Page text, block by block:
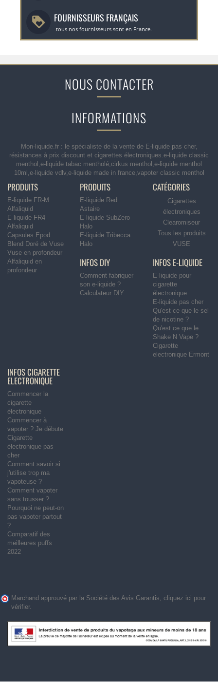
FOURNISSEURS FRANÇAIS
tous nos fournisseurs sont en France.
NOUS CONTACTER
INFORMATIONS
Mon-liquide.fr : le spécialiste de la vente de E-liquide pas cher,
résistances à prix discount et cigarettes électroniques.e-liquide classic
menthol,e-liquide tabac mentholé,cirkus menthol,e-liquide menthol
10ml,e-liquide vdlv,e-liquide made in france,vapoter classic menthol
PRODUITS
E-liquide FR-M
Alfaliquid
E-liquide FR4
Alfaliquid
Capsules Epod
Blend Doré de Vuse
Vuse en profondeur
Alfaliquid en
profondeur
PRODUITS
E-liquide Red
Astaire
E-liquide SubZero
Halo
E-liquide Tribecca
Halo
CATÉGORIES
Cigarettes
électroniques
Clearomiseur
Tous les produits
VUSE
INFOS DIY
Comment fabriquer
son e-liquide ?
Calculateur DIY
INFOS E-LIQUIDE
E-liquide pour
cigarette
électronique
E-liquide pas cher
Qu'est ce que le sel
de nicotine ?
Qu'est ce que le
Shake N Vape ?
Cigarette
electronique Ermont
INFOS CIGARETTE
ELECTRONIQUE
Commencer la
cigarette
électronique
Commencer à
vapoter ? Je débute
Cigarette
électronique pas
cher
Comment savoir si
j'utilise trop ma
vapoteuse ?
Comment vapoter
sans tousser ?
Pourquoi ne peut-on
pas vapoter partout
?
Comparatif des
meilleures puffs
2022
Marchand approuvé par la Société des Avis Garantis, cliquez ici pour
vérifier.